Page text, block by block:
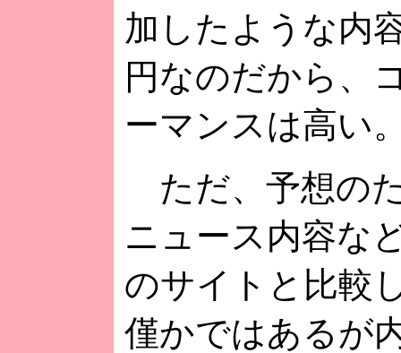
加したような内
円なのだから、
ーマンスは高い
ただ、予想の
ニュース内容な
のサイトと比較
僅かではあるが